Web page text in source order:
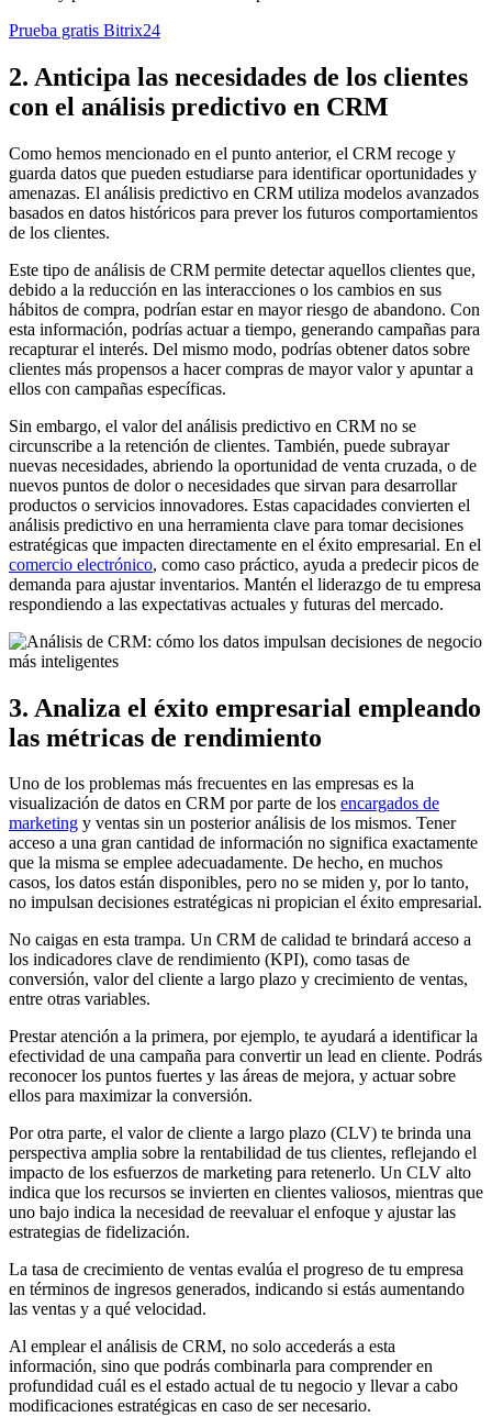
Prueba gratis Bitrix24
2. Anticipa las necesidades de los clientes
con el análisis predictivo en CRM
Como hemos mencionado en el punto anterior, el CRM recoge y
guarda datos que pueden estudiarse para identificar oportunidades y
amenazas. El análisis predictivo en CRM utiliza modelos avanzados
basados en datos históricos para prever los futuros comportamientos
de los clientes.
Este tipo de análisis de CRM permite detectar aquellos clientes que,
debido a la reducción en las interacciones o los cambios en sus
hábitos de compra, podrían estar en mayor riesgo de abandono. Con
esta información, podrías actuar a tiempo, generando campañas para
recapturar el interés. Del mismo modo, podrías obtener datos sobre
clientes más propensos a hacer compras de mayor valor y apuntar a
ellos con campañas específicas.
Sin embargo, el valor del análisis predictivo en CRM no se
circunscribe a la retención de clientes. También, puede subrayar
nuevas necesidades, abriendo la oportunidad de venta cruzada, o de
nuevos puntos de dolor o necesidades que sirvan para desarrollar
productos o servicios innovadores. Estas capacidades convierten el
análisis predictivo en una herramienta clave para tomar decisiones
estratégicas que impacten directamente en el éxito empresarial. En el
comercio electrónico, como caso práctico, ayuda a predecir picos de
demanda para ajustar inventarios. Mantén el liderazgo de tu empresa
respondiendo a las expectativas actuales y futuras del mercado.
3. Analiza el éxito empresarial empleando
las métricas de rendimiento
Uno de los problemas más frecuentes en las empresas es la
visualización de datos en CRM por parte de los encargados de
marketing y ventas sin un posterior análisis de los mismos. Tener
acceso a una gran cantidad de información no significa exactamente
que la misma se emplee adecuadamente. De hecho, en muchos
casos, los datos están disponibles, pero no se miden y, por lo tanto,
no impulsan decisiones estratégicas ni propician el éxito empresarial.
No caigas en esta trampa. Un CRM de calidad te brindará acceso a
los indicadores clave de rendimiento (KPI), como tasas de
conversión, valor del cliente a largo plazo y crecimiento de ventas,
entre otras variables.
Prestar atención a la primera, por ejemplo, te ayudará a identificar la
efectividad de una campaña para convertir un lead en cliente. Podrás
reconocer los puntos fuertes y las áreas de mejora, y actuar sobre
ellos para maximizar la conversión.
Por otra parte, el valor de cliente a largo plazo (CLV) te brinda una
perspectiva amplia sobre la rentabilidad de tus clientes, reflejando el
impacto de los esfuerzos de marketing para retenerlo. Un CLV alto
indica que los recursos se invierten en clientes valiosos, mientras que
uno bajo indica la necesidad de reevaluar el enfoque y ajustar las
estrategias de fidelización.
La tasa de crecimiento de ventas evalúa el progreso de tu empresa
en términos de ingresos generados, indicando si estás aumentando
las ventas y a qué velocidad.
Al emplear el análisis de CRM, no solo accederás a esta
información, sino que podrás combinarla para comprender en
profundidad cuál es el estado actual de tu negocio y llevar a cabo
modificaciones estratégicas en caso de ser necesario.